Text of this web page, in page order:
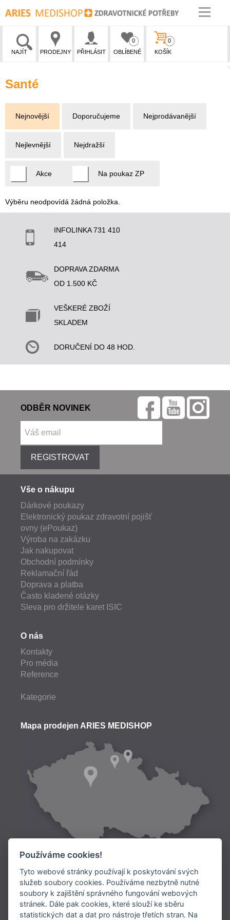
NAJÍT PRODEJNY PŘIHLÁSIT OBLÍBENÉ
0
KOŠÍK
0
Santé
Nejnovější Doporučujeme Nejprodávanější
Nejlevnější Nejdražší
Akce Na poukaz ZP
Výběru neodpovídá žádná položka.
INFOLINKA 731 410
414
DOPRAVA ZDARMA
OD 1.500 KČ
VEŠKERÉ ZBOŽÍ
SKLADEM
DORUČENÍ DO 48 HOD.
ODBĚR NOVINEK
REGISTROVAT
Vše o nákupu
Dárkové poukazy
Elektronický poukaz zdravotní pojišť
ovny (ePoukaz)
Výroba na zakázku
Jak nakupovat
Obchodní podmínky
Reklamační řád
Doprava a platba
Často kladené otázky
Sleva pro držitele karet ISIC
O nás
Kontakty
Pro média
Reference
Kategorie
Mapa prodejen ARIES MEDISHOP
Doprava:
Používáme cookies!
Tyto webové stránky používají k poskytování svých
služeb soubory cookies. Používáme nezbytně nutné
soubory k zajištění správného fungování webových
stránek. Dále pak cookies, které slouží ke sběru
statistických dat a dat pro nástroje třetích stran. Na